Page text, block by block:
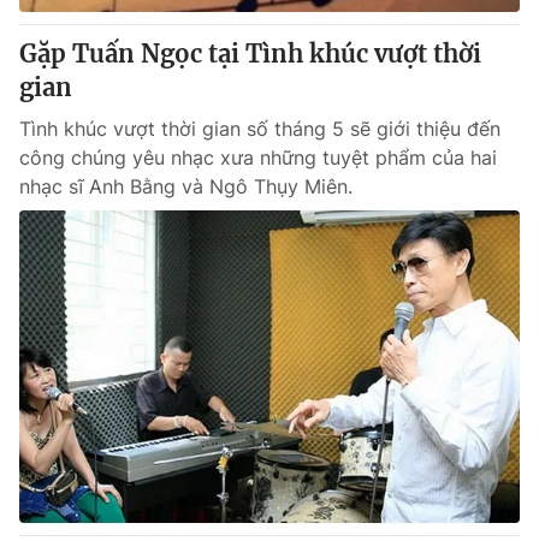
® Cấm sao chép dưới mọi hình thức nếu không có sự chấp
thuận bằng văn bản. Ghi rõ nguồn VTV.vn khi phát hành lại
thông tin từ website này.
Gặp Tuấn Ngọc tại Tình khúc vượt thời
gian
Tình khúc vượt thời gian số tháng 5 sẽ giới thiệu đến
công chúng yêu nhạc xưa những tuyệt phẩm của hai
nhạc sĩ Anh Bằng và Ngô Thụy Miên.